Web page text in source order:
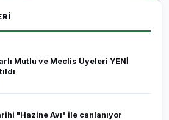
Mutlu ve Meclis Üyeleri YENİ
"Hazine Avı" ile canlanıyor